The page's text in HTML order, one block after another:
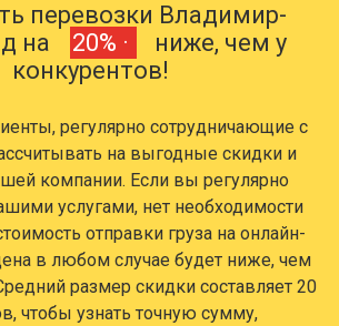
перевозки Владимир-
на
20% ·
ниже, чем у
конкурентов!
регулярно сотрудничающие с
на выгодные скидки и
компании. Если вы регулярно
услугами, нет необходимости
отправки груза на онлайн-
в любом случае будет ниже, чем
размер скидки составляет 20
чтобы узнать точную сумму,